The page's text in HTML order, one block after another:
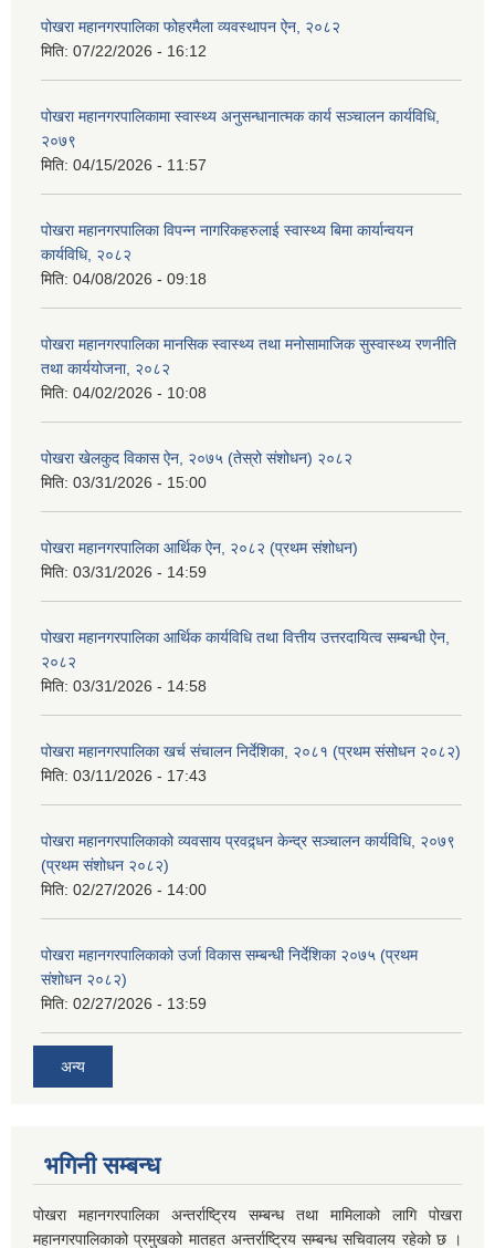
पोखरा महानगरपालिका फोहरमैला व्यवस्थापन ऐन, २०८२
मिति: 07/22/2026 - 16:12
पोखरा महानगरपालिकामा स्वास्थ्य अनुसन्धानात्मक कार्य सञ्चालन कार्यविधि,
२०७९
मिति: 04/15/2026 - 11:57
पोखरा महानगरपालिका विपन्न नागरिकहरुलाई स्वास्थ्य बिमा कार्यान्वयन
कार्यविधि, २०८२
मिति: 04/08/2026 - 09:18
पोखरा महानगरपालिका मानसिक स्वास्थ्य तथा मनोसामाजिक सुस्वास्थ्य रणनीति
तथा कार्ययोजना, २०८२
मिति: 04/02/2026 - 10:08
पोखरा खेलकुद विकास ऐन, २०७५ (तेस्रो संशोधन) २०८२
मिति: 03/31/2026 - 15:00
पोखरा महानगरपालिका आर्थिक ऐन, २०८२ (प्रथम संशोधन)
मिति: 03/31/2026 - 14:59
पोखरा महानगरपालिका आर्थिक कार्यविधि तथा वित्तीय उत्तरदायित्व सम्बन्धी ऐन,
२०८२
मिति: 03/31/2026 - 14:58
पोखरा महानगरपालिका खर्च संचालन निर्देशिका, २०८१ (प्रथम संसोधन २०८२)
मिति: 03/11/2026 - 17:43
पोखरा महानगरपालिकाको व्यवसाय प्रवद्र्धन केन्द्र सञ्चालन कार्यविधि, २०७९
(प्रथम संशोधन २०८२)
मिति: 02/27/2026 - 14:00
पोखरा महानगरपालिकाको उर्जा विकास सम्बन्धी निर्देशिका २०७५ (प्रथम
संशोधन २०८२)
मिति: 02/27/2026 - 13:59
अन्य
भगिनी सम्बन्ध
पोखरा महानगरपालिका अन्तर्राष्ट्रिय सम्बन्ध तथा मामिलाको लागि पोखरा
महानगरपालिकाको प्रमुखको मातहत अन्तर्राष्ट्रिय सम्बन्ध सचिवालय रहेको छ ।